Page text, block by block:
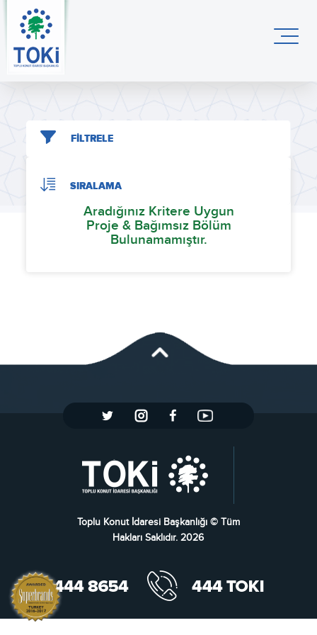
FİLTRELE
SIRALAMA
Aradığınız Kritere Uygun
Proje & Bağımsız Bölüm
Bulunamamıştır.
Toplu Konut İdaresi Başkanlığı © Tüm
Hakları Saklıdır. 2026